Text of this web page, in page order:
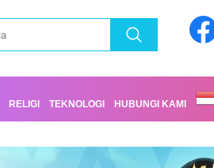
RELIGI TEKNOLOGI HUBUNGI KAMI